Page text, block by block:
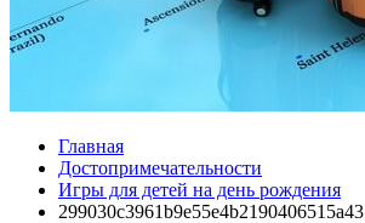
Главная
Достопримечательности
Игры для детей на день рождения
299030c3961b9e55e4b2190406515a43